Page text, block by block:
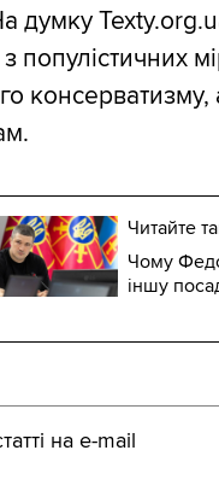
думку
популістичних
Читайте
Чому
іншу
на e-mail